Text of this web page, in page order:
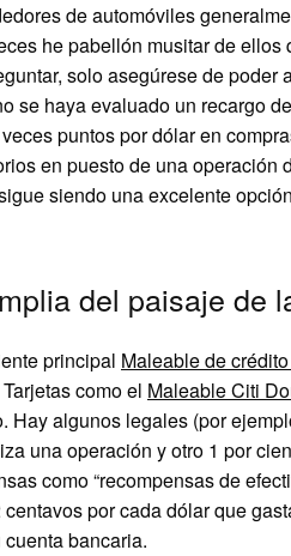
de automóviles
he pabellón musitar de
solo asegúrese de
se haya evaluado un recargo
puntos por dólar en
en puesto de una
siendo una excelente
del paisaje de
principal Maleable de
como el Maleable Citi
Hay algunos legales (por
una operación y otro 1 por
como “recompensas de
por cada dólar que
bancaria.